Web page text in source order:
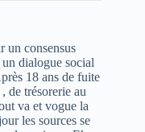
un consensus
dialogue social
18 ans de fuite
de trésorerie au
va et vogue la
les sources se